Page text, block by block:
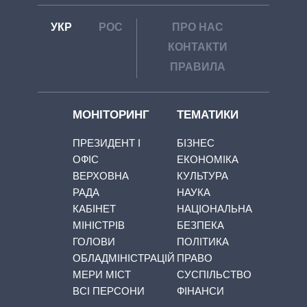
УКР РОС
ПРО НАС
КОНТАКТИ
ПРАВИЛА
МОНІТОРИНГ
ПРЕЗИДЕНТ І
ОФІС
ВЕРХОВНА
РАДА
КАБІНЕТ
МІНІСТРІВ
ГОЛОВИ
ОБЛАДМІНІСТРАЦІЙ
МЕРИ МІСТ
ВСІ ПЕРСОНИ
ТЕМАТИКИ
БІЗНЕС
ЕКОНОМІКА
КУЛЬТУРА
НАУКА
НАЦІОНАЛЬНА
БЕЗПЕКА
ПОЛІТИКА
ПРАВО
СУСПІЛЬСТВО
ФІНАНСИ